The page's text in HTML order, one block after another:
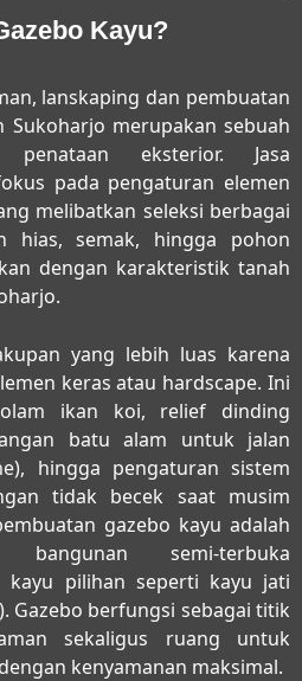
Kayu?
lanskaping dan pembuatan
Sukoharjo merupakan sebuah
penataan eksterior. Jasa
pada pengaturan elemen
melibatkan seleksi berbagai
hias, semak, hingga pohon
dengan karakteristik tanah
yang lebih luas karena
keras atau hardscape. Ini
ikan koi, relief dinding
batu alam untuk jalan
hingga pengaturan sistem
tidak becek saat musim
gazebo kayu adalah
bangunan semi-terbuka
kayu pilihan seperti kayu jati
Gazebo berfungsi sebagai titik
sekaligus ruang untuk
kenyamanan maksimal.